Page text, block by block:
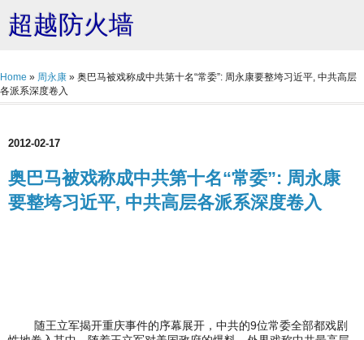
超越防火墙
Home » 周永康 » 奥巴马被戏称成中共第十名“常委”: 周永康要整垮习近平, 中共高层
各派系深度卷入
2012-02-17
奥巴马被戏称成中共第十名“常委”: 周永康
要整垮习近平, 中共高层各派系深度卷入
随王立军揭开重庆事件的序幕展开，中共的9位常委全部都戏剧